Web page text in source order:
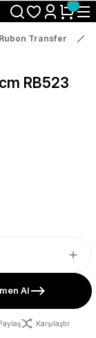
İndirimi Kaçırma
Transfer
RB523
Al
Karşılaştır